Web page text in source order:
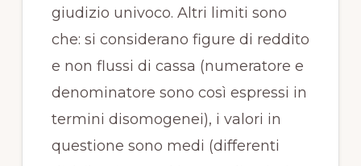
giudizio univoco. Altri limiti sono
che: si considerano figure di reddito
e non flussi di cassa (numeratore e
denominatore sono così espressi in
termini disomogenei), i valori in
questione sono medi (differenti